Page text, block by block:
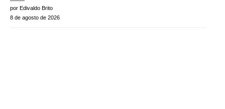
por Edivaldo Brito
8 de agosto de 2026